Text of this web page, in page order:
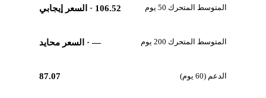
المتوسط المتحرك 50 يوم 106.52· السعر إيجابي
المتوسط المتحرك 200 يوم —· السعر محايد
الدعم (60 يوم) 87.07